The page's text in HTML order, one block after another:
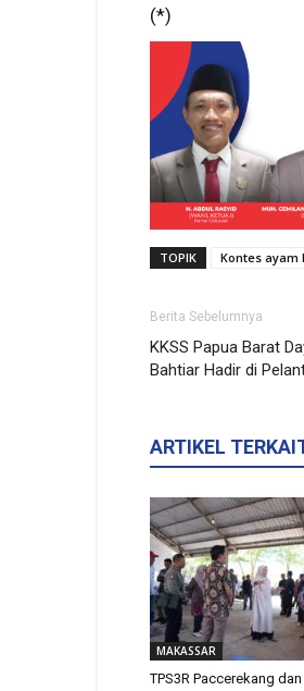
(*)
TOPIK Kontes ayam
Berita Sebelumnya
KKSS Papua Barat
Bahtiar Hadir di
ARTIKEL
MAKASSAR
TPS3R Paccerekang